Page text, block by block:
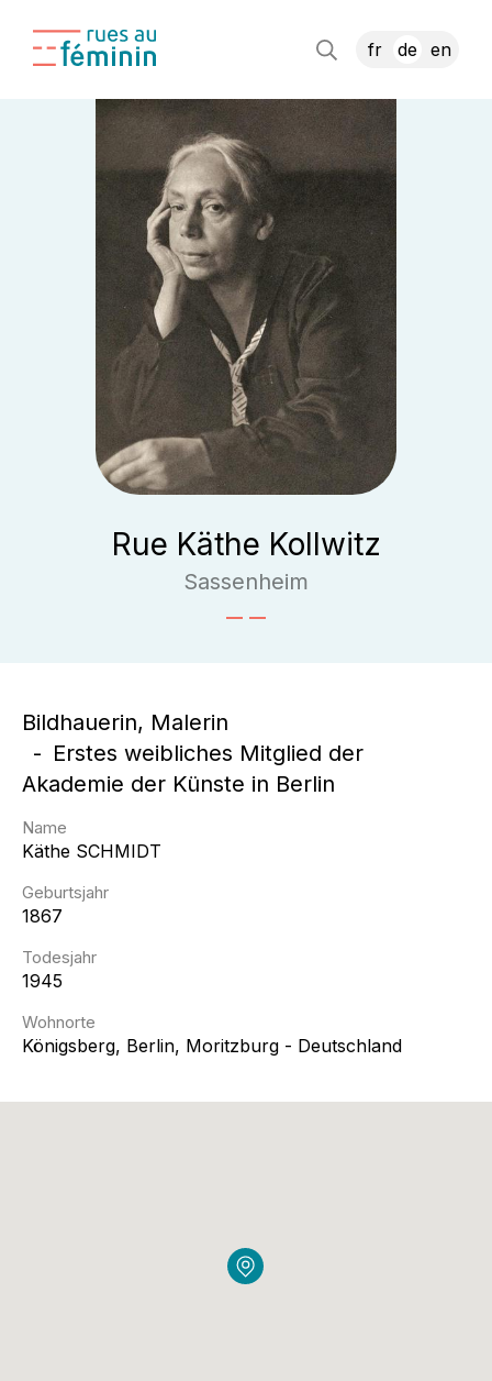
fr de en
Rue Käthe Kollwitz
Sassenheim
Bildhauerin, Malerin
Erstes weibliches Mitglied der
Akademie der Künste in Berlin
Name
Käthe SCHMIDT
Geburtsjahr
1867
Todesjahr
1945
Wohnorte
Königsberg, Berlin, Moritzburg - Deutschland